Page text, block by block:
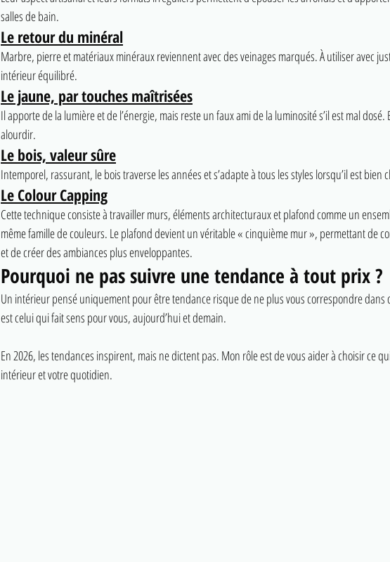
salles de bain.
Le retour du minéral
Marbre, pierre et matériaux minéraux reviennent avec des veinages marqués. À utiliser avec
intérieur équilibré.
Le jaune, par touches maîtrisées
Il apporte de la lumière et de l’énergie, mais reste un faux ami de la luminosité s’il est mal
alourdir.
Le bois, valeur sûre
Intemporel, rassurant, le bois traverse les années et s’adapte à tous les styles lorsqu’il est bien
Le Colour Capping
Cette technique consiste à travailler murs, éléments architecturaux et plafond comme un
même famille de couleurs. Le plafond devient un véritable « cinquième mur », permettant de
et de créer des ambiances plus enveloppantes.
Pourquoi ne pas suivre une tendance à tout prix ?
Un intérieur pensé uniquement pour être tendance risque de ne plus vous correspondre dans
est celui qui fait sens pour vous, aujourd’hui et demain.
En 2026, les tendances inspirent, mais ne dictent pas. Mon rôle est de vous aider à choisir ce
intérieur et votre quotidien.